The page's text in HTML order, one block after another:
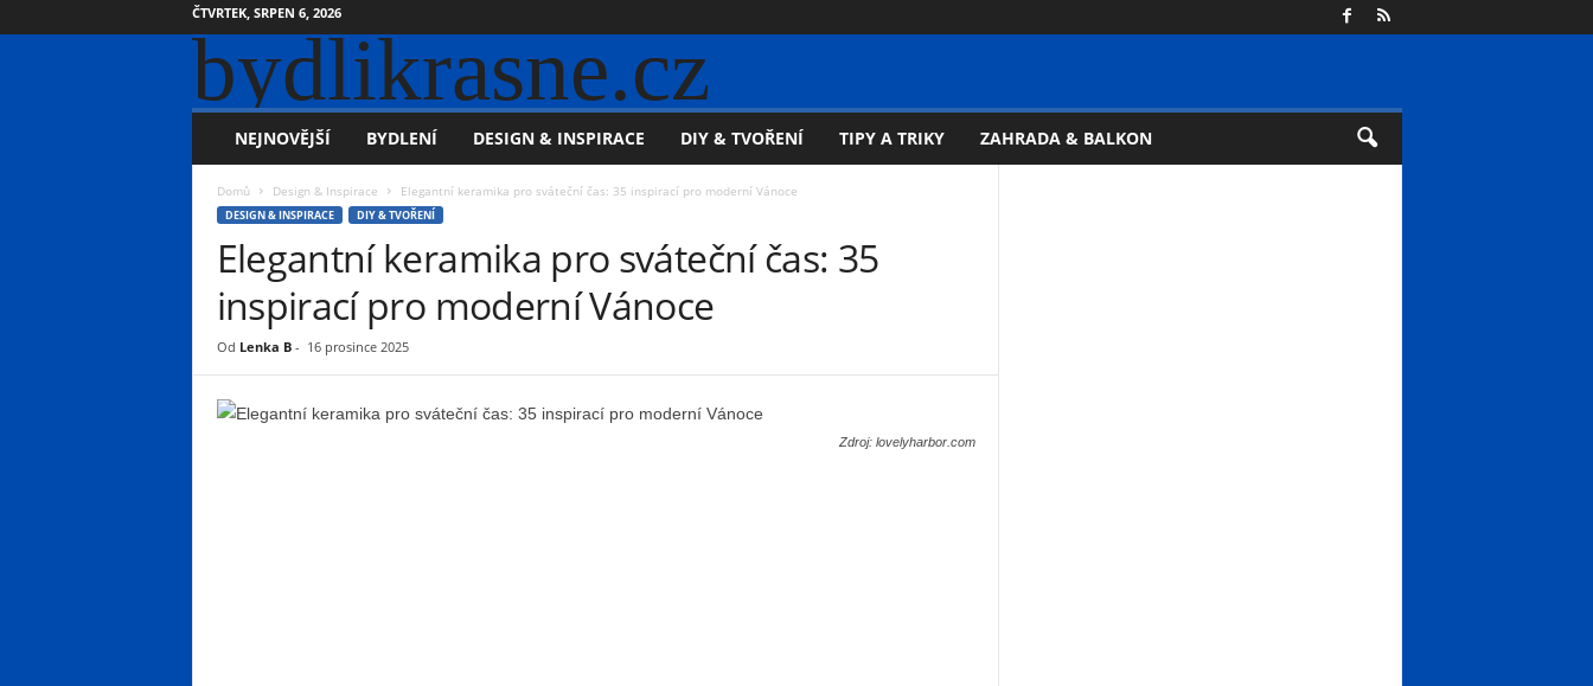
ČTVRTEK, SRPEN 6, 2026
bydlikrasne.cz
NEJNOVĚJŠÍ BYDLENÍ DESIGN & INSPIRACE DIY & TVOŘENÍ TIPY A TRIKY ZAHRADA & BALKON
Domů Design & Inspirace Elegantní keramika pro sváteční čas: 35 inspirací pro moderní Vánoce
DESIGN & INSPIRACE DIY & TVOŘENÍ
Elegantní keramika pro sváteční čas: 35
inspirací pro moderní Vánoce
Od Lenka B- 16 prosince 2025
Zdroj: lovelyharbor.com